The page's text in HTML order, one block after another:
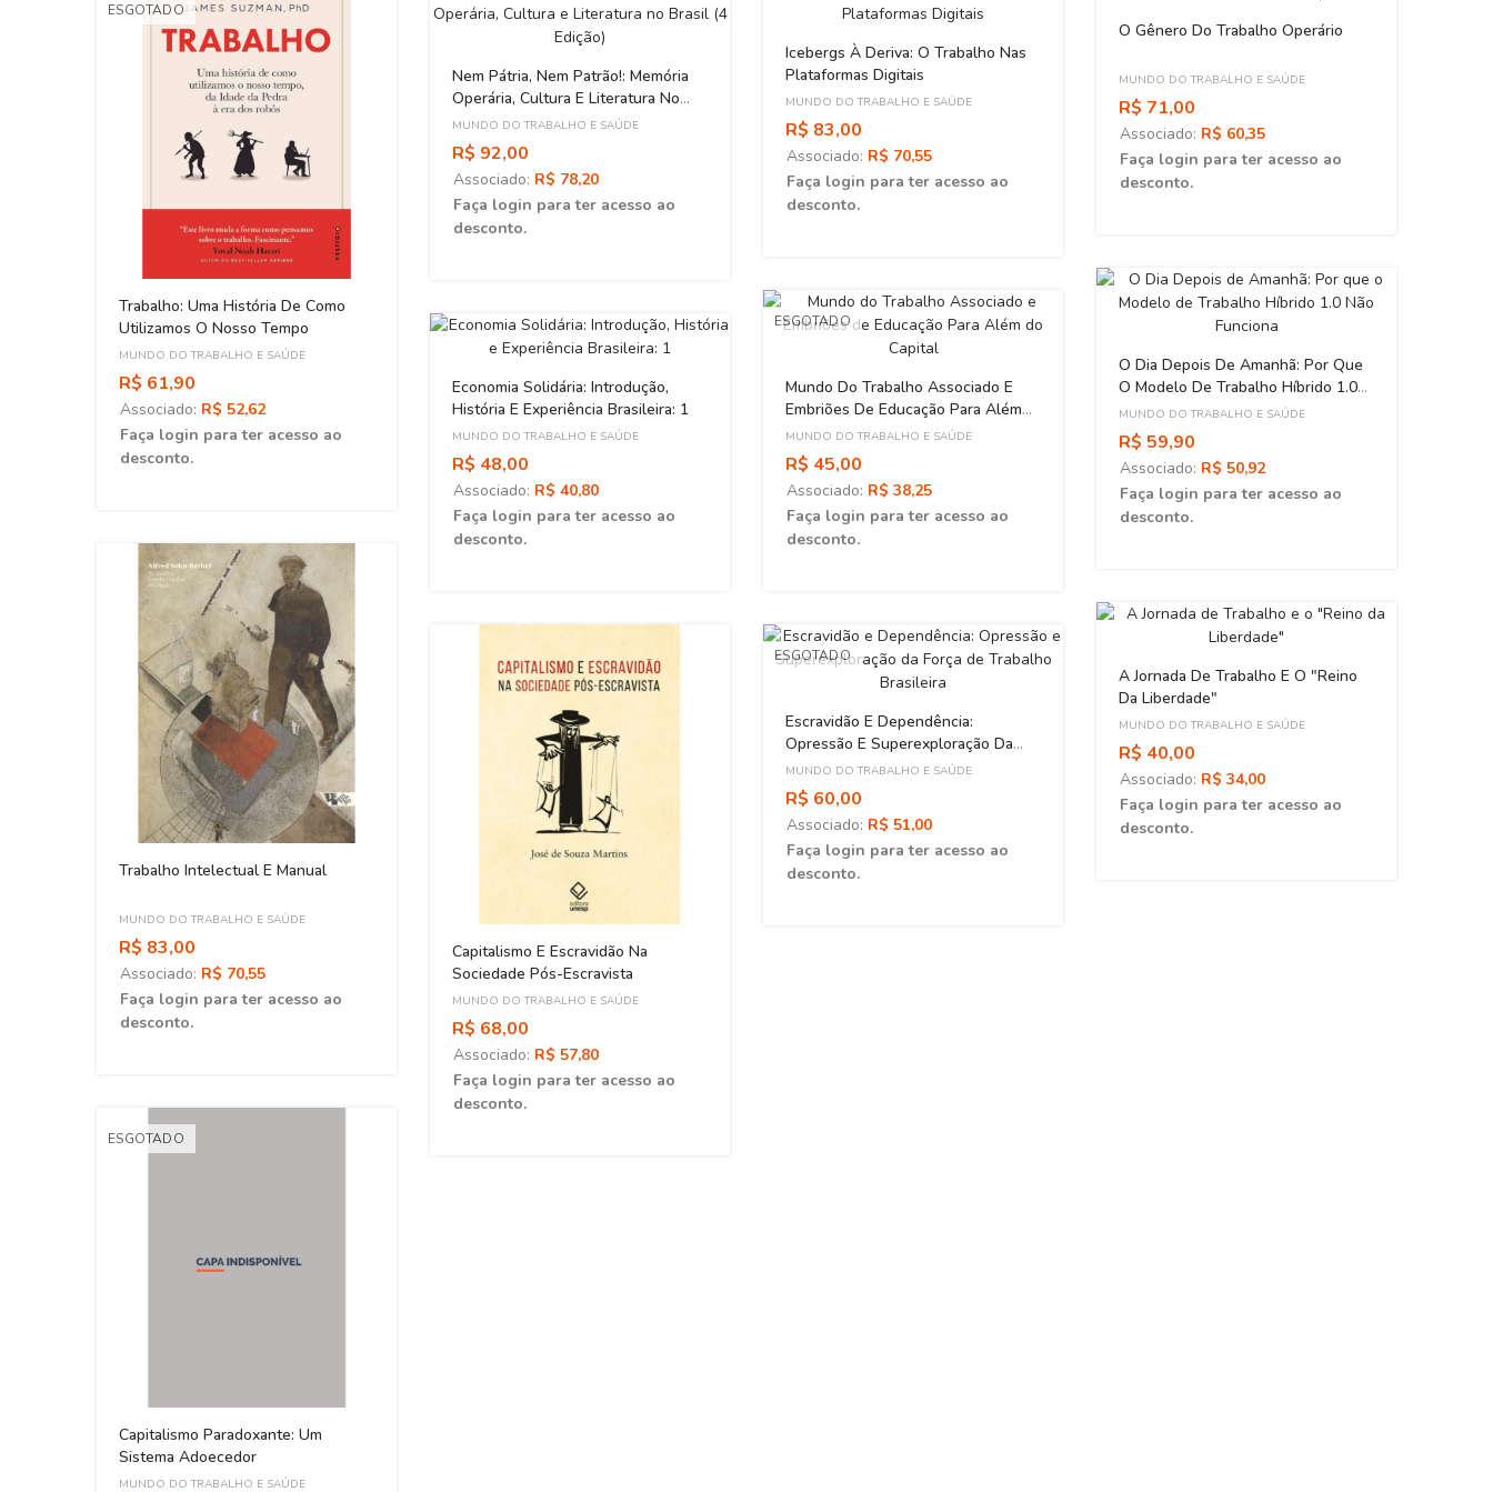
ESGOTADO
Trabalho: Uma História De Como
Utilizamos O Nosso Tempo
MUNDO DO TRABALHO E SAÚDE
R$ 61,90
Associado: R$ 52,62
Faça login para ter acesso ao
desconto.
Trabalho Intelectual E Manual
MUNDO DO TRABALHO E SAÚDE
R$ 83,00
Associado: R$ 70,55
Faça login para ter acesso ao
desconto.
ESGOTADO
Capitalismo Paradoxante: Um
Sistema Adoecedor
MUNDO DO TRABALHO E SAÚDE
Nem Pátria, Nem Patrão!: Memória
Operária, Cultura E Literatura No
Brasil (4 Edição)
MUNDO DO TRABALHO E SAÚDE
R$ 92,00
Associado: R$ 78,20
Faça login para ter acesso ao
desconto.
Economia Solidária: Introdução,
História E Experiência Brasileira: 1
MUNDO DO TRABALHO E SAÚDE
R$ 48,00
Associado: R$ 40,80
Faça login para ter acesso ao
desconto.
Capitalismo E Escravidão Na
Sociedade Pós-Escravista
MUNDO DO TRABALHO E SAÚDE
R$ 68,00
Associado: R$ 57,80
Faça login para ter acesso ao
desconto.
Icebergs À Deriva: O Trabalho Nas
Plataformas Digitais
MUNDO DO TRABALHO E SAÚDE
R$ 83,00
Associado: R$ 70,55
Faça login para ter acesso ao
desconto.
ESGOTADO
Mundo Do Trabalho Associado E
Embriões De Educação Para Além
Do Capital
MUNDO DO TRABALHO E SAÚDE
R$ 45,00
Associado: R$ 38,25
Faça login para ter acesso ao
desconto.
ESGOTADO
Escravidão E Dependência:
Opressão E Superexploração Da
Força De Trabalho Brasileira
MUNDO DO TRABALHO E SAÚDE
R$ 60,00
Associado: R$ 51,00
Faça login para ter acesso ao
desconto.
O Gênero Do Trabalho Operário
MUNDO DO TRABALHO E SAÚDE
R$ 71,00
Associado: R$ 60,35
Faça login para ter acesso ao
desconto.
O Dia Depois De Amanhã: Por Que
O Modelo De Trabalho Híbrido 1.0
Não Funciona
MUNDO DO TRABALHO E SAÚDE
R$ 59,90
Associado: R$ 50,92
Faça login para ter acesso ao
desconto.
A Jornada De Trabalho E O "Reino
Da Liberdade"
MUNDO DO TRABALHO E SAÚDE
R$ 40,00
Associado: R$ 34,00
Faça login para ter acesso ao
desconto.